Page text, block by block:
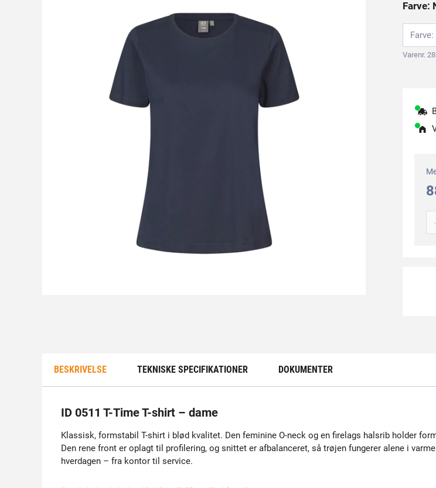
Farve:
Farve:
Varenr.
-
BESKRIVELSE TEKNISKE SPECIFIKATIONER DOKUMENTER
ID 0511 T-Time T-shirt – dame
Klassisk, formstabil T-shirt i blød kvalitet. Den feminine O-neck og en firelags halsrib holder
Den rene front er oplagt til profilering, og snittet er afbalanceret, så trøjen fungerer alene i
hverdagen – fra kontor til service.